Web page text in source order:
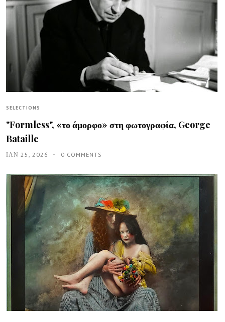
SELECTIONS
"Formless", «το άμορφο» στη φωτογραφία, George
Bataille
ΙΑΝ 25, 2026 0 COMMENTS